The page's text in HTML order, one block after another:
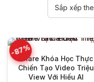
-87%
Share Khóa Học Thực
Chiến Tạo Video Triệu
View Với Hiếu AI